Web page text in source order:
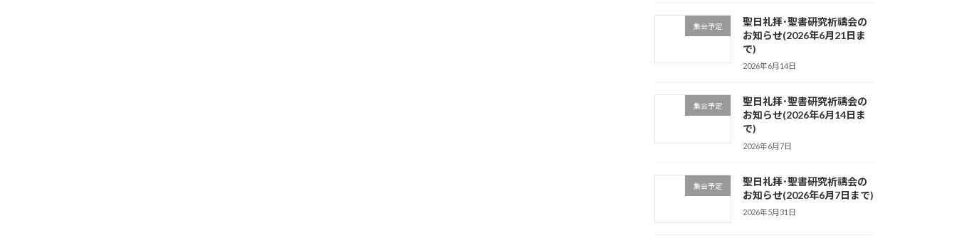
集会予定
聖日礼拝･聖書研究祈禱会の
お知らせ(2026年6月21日ま
で)
2026年6月14日
集会予定
聖日礼拝･聖書研究祈禱会の
お知らせ(2026年6月14日ま
で)
2026年6月7日
集会予定
聖日礼拝･聖書研究祈禱会の
お知らせ(2026年6月7日まで)
2026年5月31日